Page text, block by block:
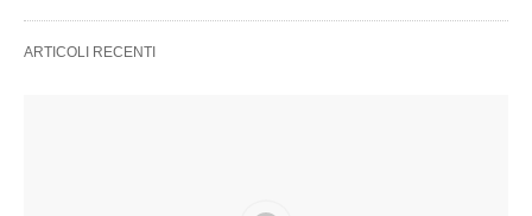
ARTICOLI RECENTI